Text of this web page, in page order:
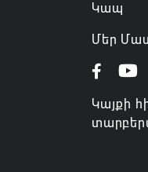
Կապ
Մեր
Կայքի